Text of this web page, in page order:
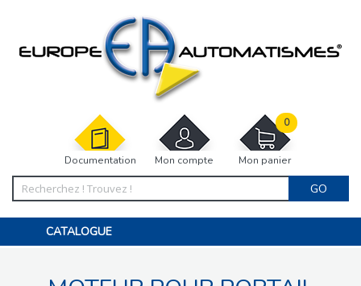
Documentation Mon compte Mon panier
0
GO
CATALOGUE
MOTORISATIONS